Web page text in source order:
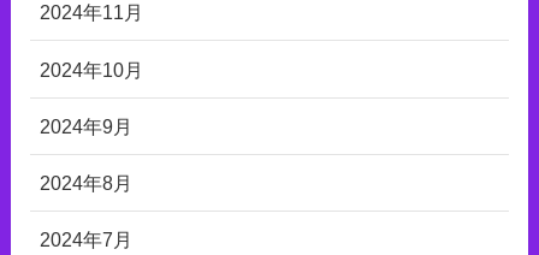
2024年11月
2024年10月
2024年9月
2024年8月
2024年7月